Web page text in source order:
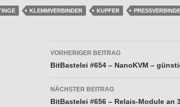
KLEMMVERBINDER KUPFER
Beitragsnavigation
VORHERIGER BEITRAG
BitBastelei #654 – NanoKVM –
NÄCHSTER BEITRAG
BitBastelei #656 – Relais-Module an